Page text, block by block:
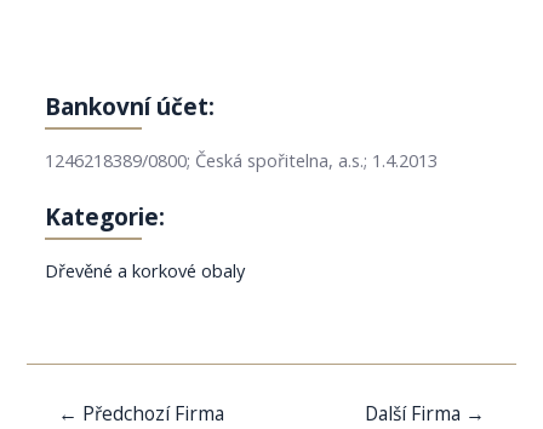
Bankovní účet:
1246218389/0800; Česká spořitelna, a.s.; 1.4.2013
Kategorie:
Dřevěné a korkové obaly
Navigace
← Předchozí Firma Další Firma →